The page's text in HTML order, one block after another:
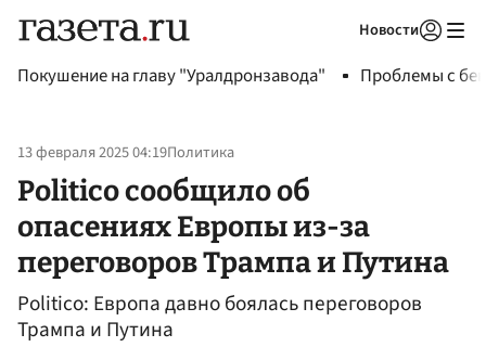
Новости
Покушение на главу "Уралдронзавода" Проблемы с
13 февраля 2025 04:19Политика
Politico сообщило об
опасениях Европы из-за
переговоров Трампа и Путина
Politico: Европа давно боялась переговоров
Трампа и Путина